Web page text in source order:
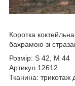
Коротка
бахрамою зі
Розмір: S 42, M 44
Артикул 12612.
Тканина: трикотаж